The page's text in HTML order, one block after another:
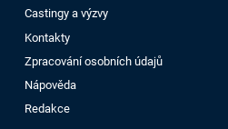
Castingy a výzvy
Kontakty
Zpracování osobních údajů
Nápověda
Redakce